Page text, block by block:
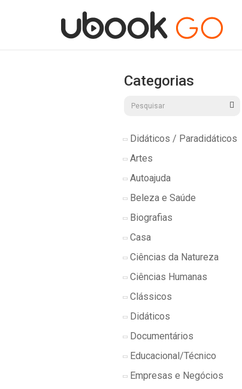
Categorias
Didáticos / Paradidáticos
Artes
Autoajuda
Beleza e Saúde
Biografias
Casa
Ciências da Natureza
Ciências Humanas
Clássicos
Didáticos
Documentários
Educacional/Técnico
Empresas e Negócios